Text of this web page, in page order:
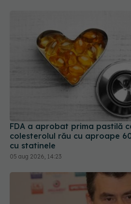
FDA a aprobat prima pastilă
colesterolul rău cu aproape
05 aug 2026, 14:23